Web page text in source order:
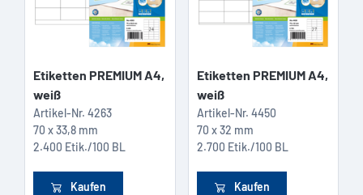
Etiketten PREMIUM A4,
weiß
Artikel-Nr. 4263
70 x 33,8 mm
2.400 Etik./100 BL
Kaufen
Etiketten PREMIUM A4,
weiß
Artikel-Nr. 4450
70 x 32 mm
2.700 Etik./100 BL
Kaufen